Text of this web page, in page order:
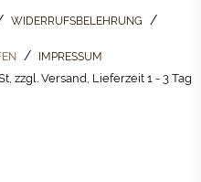
WIDERRUFSBELEHRUNG
IMPRESSUM
zzgl. Versand, Lieferzeit 1 - 3 Tage